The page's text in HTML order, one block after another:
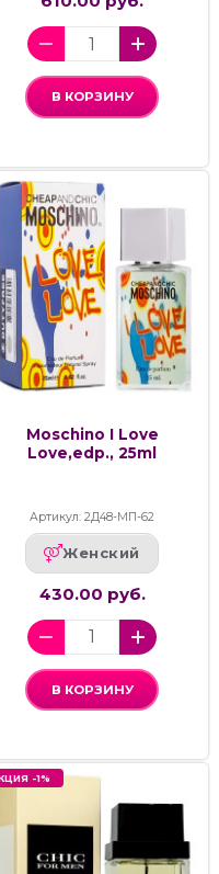
В КОРЗИНУ
Moschino I Love
Love,edp., 25ml
Артикул: 2Д48-МП-62
Женский
430.00 руб.
В КОРЗИНУ
-1%